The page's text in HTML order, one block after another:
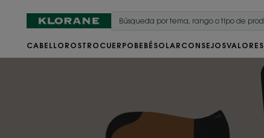
CABELLO ROSTRO CUERPO BEBÉ SOLAR CONSEJOSVALORES